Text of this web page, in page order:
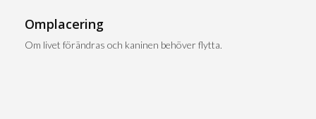
Omplacering
Om livet förändras och kaninen behöver flytta.